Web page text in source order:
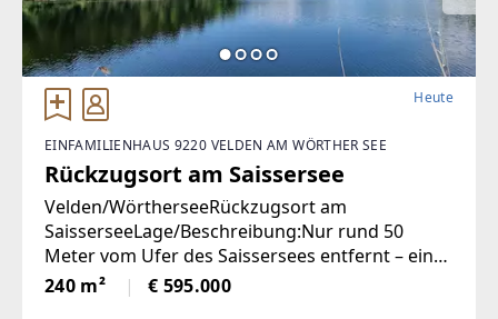
Heute
EINFAMILIENHAUS 9220 VELDEN AM WÖRTHER SEE
Rückzugsort am Saissersee
Velden/WörtherseeRückzugsort am
SaisserseeLage/Beschreibung:Nur rund 50
Meter vom Ufer des Saissersees entfernt – ein
paar Schritte barfuß zum Wasser – liegt ein
besonderer Ort für Menschen, die Ruhe, Natur
240 m² € 595.000